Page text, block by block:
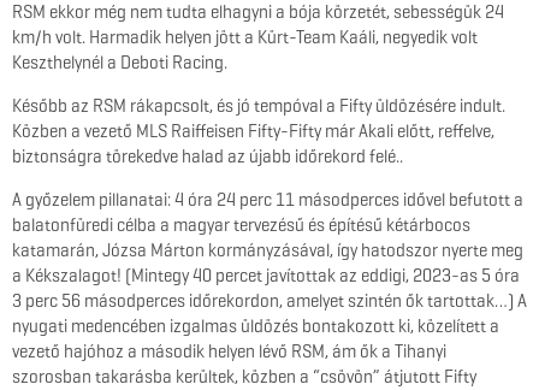
RSM ekkor még nem tudta elhagyni a bója körzetét, sebességük 24
km/h volt. Harmadik helyen jött a Kürt-Team Kaáli, negyedik volt
Keszthelynél a Deboti Racing.
Később az RSM rákapcsolt, és jó tempóval a Fifty üldözésére indult.
Közben a vezető MLS Raiffeisen Fifty-Fifty már Akali előtt, reffelve,
biztonságra törekedve halad az újabb időrekord felé..
A győzelem pillanatai: 4 óra 24 perc 11 másodperces idővel befutott a
balatonfüredi célba a magyar tervezésű és építésű kétárbocos
katamarán, Józsa Márton kormányzásával, így hatodszor nyerte meg
a Kékszalagot! (Mintegy 40 percet javítottak az eddigi, 2023-as 5 óra
3 perc 56 másodperces időrekordon, amelyet szintén ők tartottak…) A
nyugati medencében izgalmas üldözés bontakozott ki, közelített a
vezető hajóhoz a második helyen lévő RSM, ám ők a Tihanyi
szorosban takarásba kerültek, közben a “csövön” átjutott Fifty